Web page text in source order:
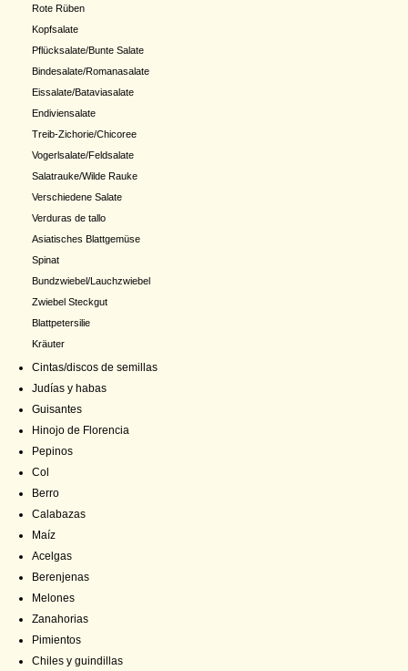
Rote Rüben
Kopfsalate
Pflücksalate/Bunte Salate
Bindesalate/Romanasalate
Eissalate/Bataviasalate
Endiviensalate
Treib-Zichorie/Chicoree
Vogerlsalate/Feldsalate
Salatrauke/Wilde Rauke
Verschiedene Salate
Verduras de tallo
Asiatisches Blattgemüse
Spinat
Bundzwiebel/Lauchzwiebel
Zwiebel Steckgut
Blattpetersilie
Kräuter
Cintas/discos de semillas
Judías y habas
Guisantes
Hinojo de Florencia
Pepinos
Col
Berro
Calabazas
Maíz
Acelgas
Berenjenas
Melones
Zanahorias
Pimientos
Chiles y guindillas